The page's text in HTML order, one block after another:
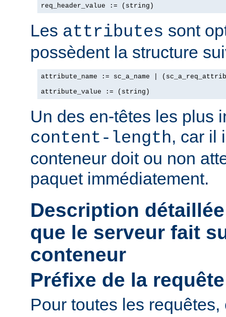
req_header_value := (string)
Les attributes sont
possèdent la structure
attribute_name := sc_a_name |
attribute_value := (string)
Un des en-têtes les plus
content-length, car il
conteneur doit ou non
paquet immédiatement.
Description
que le serveur fait
conteneur
Préfixe de la requête
Pour toutes les